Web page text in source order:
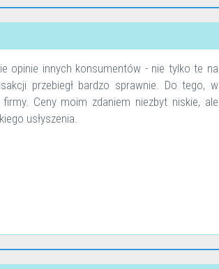
opinie innych konsumentów - nie tylko te na
przebiegł bardzo sprawnie. Do tego, w
Ceny moim zdaniem niezbyt niskie, ale
usłyszenia.